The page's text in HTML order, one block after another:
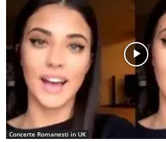
Concerte Romanesti in UK